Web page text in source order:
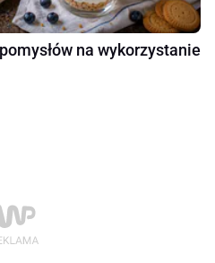
na wykorzystanie